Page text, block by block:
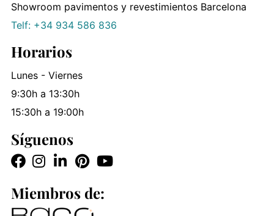
Showroom pavimentos y revestimientos Barcelona
Telf: +34 934 586 836
Horarios
Lunes - Viernes
9:30h a 13:30h
15:30h a 19:00h
Síguenos
Miembros de: